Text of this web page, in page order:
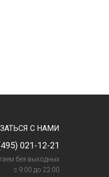
С НАМИ
021-12-21
без выходных
с 9:00 до 22:00